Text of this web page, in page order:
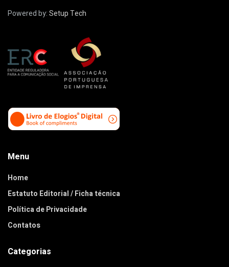
Powered by:Setup Tech
Menu
Home
Estatuto Editorial / Ficha técnica
Política de Privacidade
Contatos
Categorias